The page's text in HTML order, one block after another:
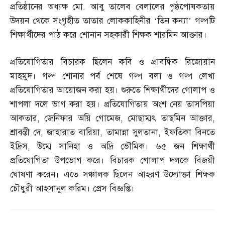
প্রতিষ্ঠানের অধ্যক্ষ মো.আবু তালেব বেলালের পৃষ্ঠপোষকতায়
উদয়ন থেকে সংগৃহীত তাতার লোককাহিনীর ‘তিন কন্যা’ গল্পটি
শিক্ষার্থীদের পাঠ করে শোনান সহকারী শিক্ষক শারমিন আক্তার।
প্রতিযোগিতার বিচারক ছিলেন কবি ও প্রাবন্ধিক রিজোয়ান
মাহমুদ। গল্প শোনার পর্ব শেষে গল্প বলা ও গল্প লেখা
প্রতিযোগিতার আয়োজন করা হয়। শুরুতে শিক্ষার্থীদের গোলাপ ও
শাপলা দলে ভাগ করা হয়। প্রতিযোগিতায় অংশ নেয় তাসপিয়া
আকতার,জেনিফার অয়ি গোমেজ,মোছাম্মৎ তাছমিন আক্তার,
শ্রাবন্তী দে,জাহারাত বারিয়া,তামান্না সুলতানা,ইফতিকা বিনতে
ইদ্রিস,উম্মে সানিহা ও অদ্রি ভৌমিক। ৬৫ জন শিক্ষার্থী
প্রতিযোগিতা উপভোগ করে। বিচারক গোলাপ দলকে বিজয়ী
ঘোষণা করেন। এতে সঞ্চালক ছিলেন আহরণ উদ্যোক্তা শিক্ষক
চৌধুরী আহসানুল করিম। প্রেস বিজ্ঞপ্তি।